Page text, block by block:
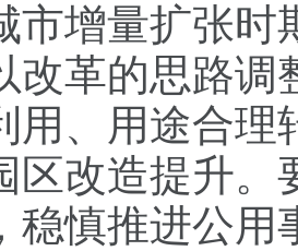
量扩张时
改革的思路
用、用途合理
区改造提升。
稳慎推进公